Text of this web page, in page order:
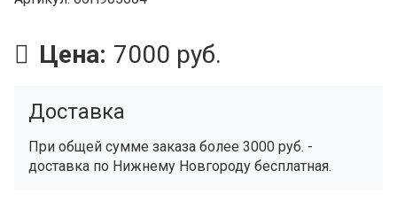
Цена: 7000 руб.
Доставка
При общей сумме заказа более 3000 руб. -
доставка по Нижнему Новгороду бесплатная.